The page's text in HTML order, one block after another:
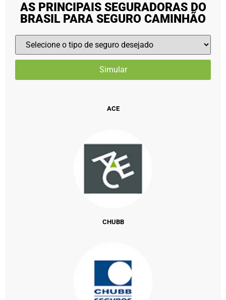
AS PRINCIPAIS SEGURADORAS DO
BRASIL PARA SEGURO CAMINHÃO
ACE
CHUBB